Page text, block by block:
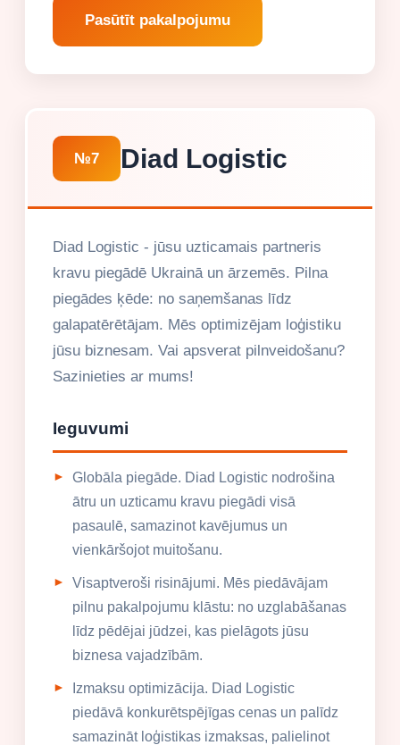
Pasūtīt pakalpojumu
№7 Diad Logistic
Diad Logistic - jūsu uzticamais partneris
kravu piegādē Ukrainā un ārzemēs. Pilna
piegādes ķēde: no saņemšanas līdz
galapatērētājam. Mēs optimizējam loģistiku
jūsu biznesam. Vai apsverat pilnveidošanu?
Sazinieties ar mums!
Ieguvumi
Globāla piegāde. Diad Logistic nodrošina
ātru un uzticamu kravu piegādi visā
pasaulē, samazinot kavējumus un
vienkāršojot muitošanu.
Visaptveroši risinājumi. Mēs piedāvājam
pilnu pakalpojumu klāstu: no uzglabāšanas
līdz pēdējai jūdzei, kas pielāgots jūsu
biznesa vajadzībām.
Izmaksu optimizācija. Diad Logistic
piedāvā konkurētspējīgas cenas un palīdz
samazināt loģistikas izmaksas, palielinot